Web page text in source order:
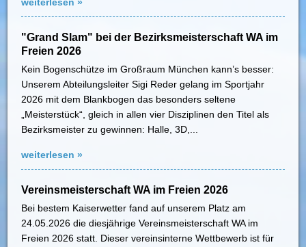
weiterlesen »
"Grand Slam" bei der Bezirksmeisterschaft WA im
Freien 2026
Kein Bogenschütze im Großraum München kann’s besser:
Unserem Abteilungsleiter Sigi Reder gelang im Sportjahr
2026 mit dem Blankbogen das besonders seltene
„Meisterstück“, gleich in allen vier Disziplinen den Titel als
Bezirksmeister zu gewinnen: Halle, 3D,...
weiterlesen »
Vereinsmeisterschaft WA im Freien 2026
Bei bestem Kaiserwetter fand auf unserem Platz am
24.05.2026 die diesjährige Vereinsmeisterschaft WA im
Freien 2026 statt. Dieser vereinsinterne Wettbewerb ist für